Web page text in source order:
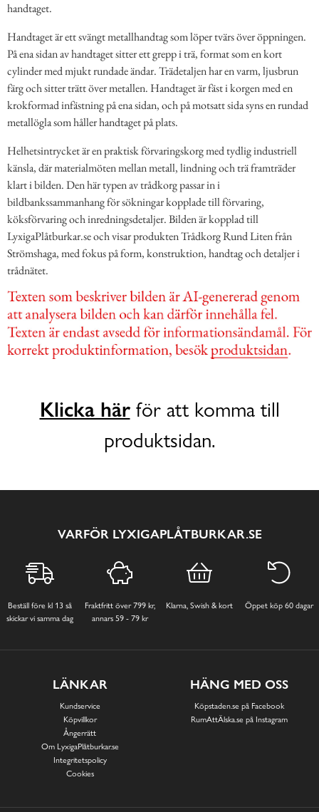
handtaget.
Handtaget är ett svängt metallhandtag som löper tvärs över öppningen.
På ena sidan av handtaget sitter ett grepp i trä, format som en kort
cylinder med mjukt rundade ändar. Trädetaljen har en varm, ljusbrun
färg och sitter trätt över metallen. Handtaget är fäst i korgen med en
krokformad infästning på ena sidan, och på motsatt sida syns en rundad
metallögla som håller handtaget på plats.
Helhetsintrycket är en praktisk förvaringskorg med tydlig industriell
känsla, där materialmöten mellan metall, lindning och trä framträder
klart i bilden. Den här typen av trådkorg passar in i
bildbankssammanhang för sökningar kopplade till förvaring,
köksförvaring och inredningsdetaljer. Bilden är kopplad till
LyxigaPlåtburkar.se och visar produkten Trådkorg Rund Liten från
Strömshaga, med fokus på form, konstruktion, handtag och detaljer i
trådnätet.
Klicka härför att komma till
produktsidan.
VARFÖR LYXIGAPLÅTBURKAR.SE
Beställ före kl 13 så
skickar vi samma dag
Fraktfritt över 799 kr,
annars 59 - 79 kr
Klarna, Swish & kort Öppet köp 60 dagar
LÄNKAR
Kundservice
Köpvillkor
Ångerrätt
Om LyxigaPlåtburkar.se
Integritetspolicy
Cookies
HÄNG MED OSS
Köpstaden.se på Facebook
RumAttÄlska.se på Instagram